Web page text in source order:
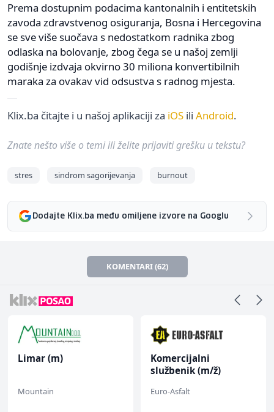
Prema dostupnim podacima kantonalnih i entitetskih
zavoda zdravstvenog osiguranja, Bosna i Hercegovina
se sve više suočava s nedostatkom radnika zbog
odlaska na bolovanje, zbog čega se u našoj zemlji
godišnje izdvaja okvirno 30 miliona konvertibilnih
maraka za ovakav vid odsustva s radnog mjesta.
Klix.ba čitajte i u našoj aplikaciji za iOS ili Android.
Znate nešto više o temi ili želite prijaviti grešku u tekstu?
stres sindrom sagorijevanja burnout
Dodajte Klix.ba među omiljene izvore na Googlu
KOMENTARI (62)
Limar (m)
Mountain
Komercijalni
službenik (m/ž)
Euro-Asfalt